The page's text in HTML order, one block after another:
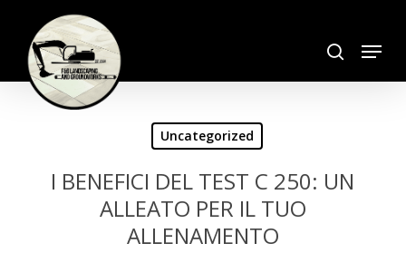
main
content
Menu
Uncategorized
I BENEFICI DEL TEST C 250: UN
ALLEATO PER IL TUO
ALLENAMENTO
Close
Menu